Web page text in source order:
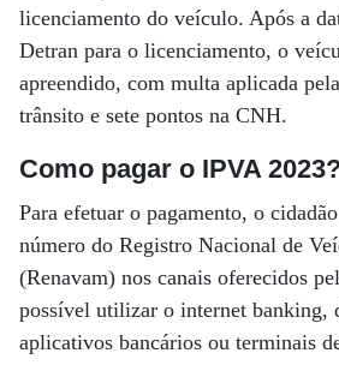
licenciamento do veículo. Após a
Detran para o licenciamento, o
apreendido, com multa aplicada
trânsito e sete pontos na CNH.
Como pagar o IPVA
Para efetuar o pagamento, o
número do Registro Nacional de
(Renavam) nos canais oferecidos
possível utilizar o internet banking,
aplicativos bancários ou terminais